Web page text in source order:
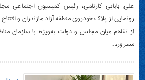
علی بابایی کارنامی، رئیس کمیسیون اجتماعی
رونمایی از پلاک خودروی منطقه آزاد مازندران و
از تفاهم میان مجلس و دولت به‌ویژه با سازمان
مسرور،…